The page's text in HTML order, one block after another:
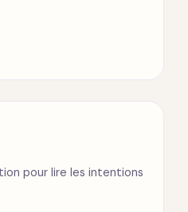
pour lire les intentions